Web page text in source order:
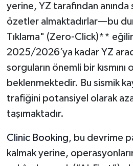
yerine, YZ tarafından
özetler almaktadırlar—bu
Tıklama" (Zero-Click)**
2025/2026’ya kadar YZ
sorguların önemli bir kısmını
beklenmektedir. Bu sismik
trafiğini potansiyel olarak
taşımaktadır.
Clinic Booking, bu devrime
kalmak yerine,